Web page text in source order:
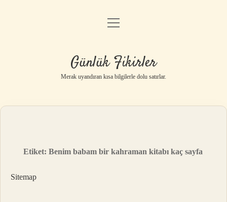
Anasayfa
Yasal Uyarı
menüyü
Günlük Fikirler
Merak uyandıran kısa bilgilerle dolu satırlar.
Etiket:Benim babam bir kahraman kitabı kaç sayfa
Sitemap